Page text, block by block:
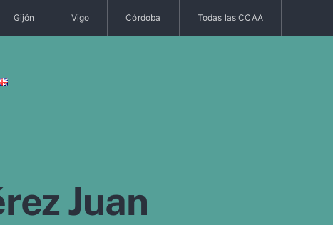
Gijón Vigo Córdoba Todas las CCAA
Juan